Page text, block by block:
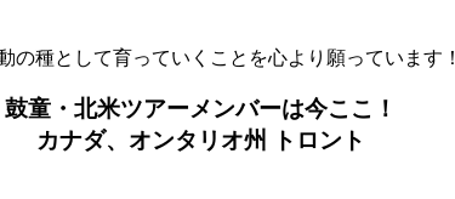
種として育っていくことを心より願っています！
鼓童・北米ツアーメンバーは今ここ！
カナダ、オンタリオ州 トロント